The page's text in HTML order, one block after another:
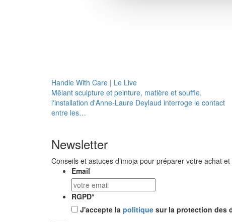
Handle With Care | Le Live
Mêlant sculpture et peinture, matière et souffle,
l'installation d'Anne-Laure Deylaud interroge le contact
entre les…
Newsletter
Conseils et astuces d’imoja pour préparer votre achat
Email
RGPD*
J'accepte la politique sur la protection des